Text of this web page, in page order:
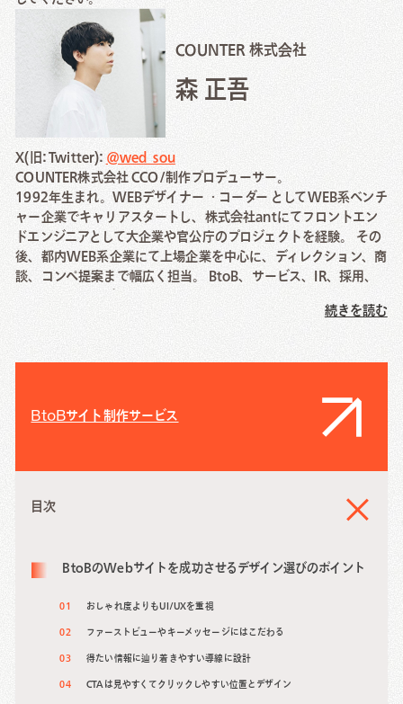
COUNTER 株式会社
森 正吾
X(旧: Twitter): @wed_sou
COUNTER株式会社 CCO/制作プロデューサー。
1992年生まれ。WEBデザイナー ・コーダー としてWEB系ベンチ
ャー企業でキャリアスタートし、株式会社antにてフロントエン
ドエンジニアとして大企業や官公庁のプロジェクトを経験。 その
後、都内WEB系企業にて上場企業を中心に、ディレクション、商
談、コンペ提案まで幅広く担当。 BtoB、サービス、IR、採用、
イベント系、アプリ(webview)など幅広く経験。COUNTERでは
続きを読む
BtoBサイト制作サービス
目次
BtoBのWebサイトを成功させるデザイン選びのポイント
おしゃれ度よりもUI/UXを重視
ファーストビューやキーメッセージにはこだわる
得たい情報に辿り着きやすい導線に設計
CTAは見やすくてクリックしやすい位置とデザイン